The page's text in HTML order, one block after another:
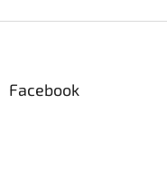
Facebook